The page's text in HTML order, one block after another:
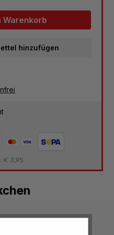
Warenkorb
hinzufügen
€ 3,95